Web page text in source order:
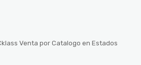
Venta por Catalogo en Estados